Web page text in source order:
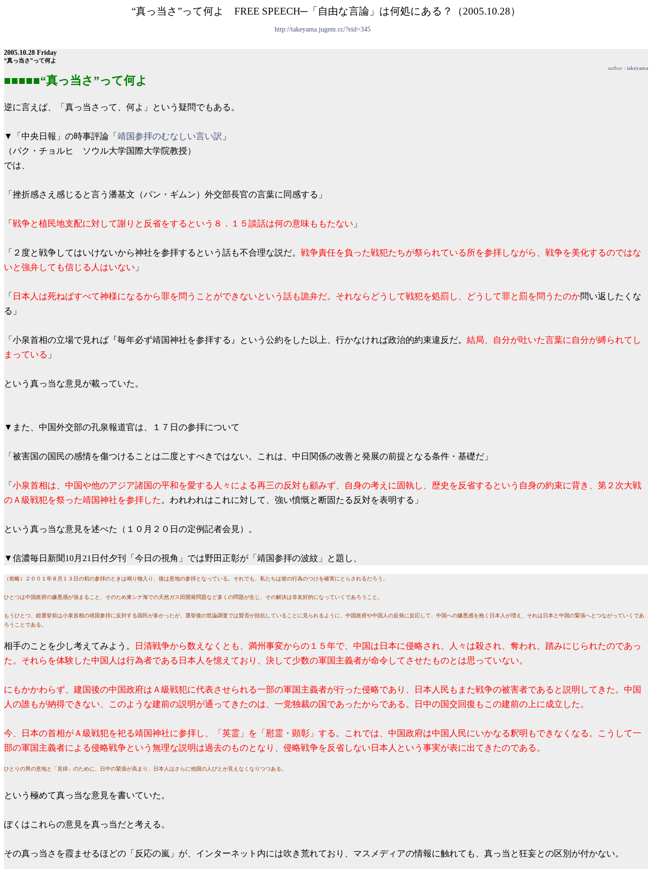
“真っ当さ”って何よ FREE SPEECH─「自由な言論」は何処にある？（2005.10.28）
http://takeyama.jugem.cc/?eid=345
2005.10.28 Friday
“真っ当さ”って何よ
author : takeyama
■■■■■“真っ当さ ”って何よ
逆に言えば、「真っ当さって、何よ」という疑問でもある。
▼ 「中央日報」の時事評論「 靖国参拝のむなしい言い訳 」
（パク・チョルヒ ソウル大学国際大学院教授）
では、
「挫折感さえ感じると言う潘基文（パン・ギムン）外交部長官の言葉に同感する」
「 戦争と植民地支配に対して謝りと反省をするという８．１５談話は何の意味ももたない 」
「２度と戦争してはいけないから神社を参拝するという話も不合理な説だ。 戦争責任を負った戦犯たちが祭られている所を参拝しながら、戦争を美化するのではな
いと強弁しても信じる人はいない 」
「 日本人は死ねばすべて神様になるから罪を問うことができないという話も詭弁だ。それならどうして戦犯を処罰し、どうして罪と罰を問うたのか問い返したくな
る」
「小泉首相の立場で見れば『毎年必ず靖国神社を参拝する』という公約をした以上、行かなければ政治的約束違反だ。 結局、自分が吐いた言葉に自分が縛られてし
まっている 」
という真っ当な意見が載っていた。
▼ また、中国外交部の孔泉報道官は、１７日の参拝について
「被害国の国民の感情を傷つけることは二度とすべきではない。これは、中日関係の改善と発展の前提となる条件・基礎だ」
「 小泉首相は、中国や他のアジア諸国の平和を愛する人々による再三の反対も顧みず、自身の考えに固執し、歴史を反省するという自身の約束に背き、第２次大戦
のＡ級戦犯を祭った靖国神社を参拝した。われわれはこれに対して、強い憤慨と断固たる反対を表明する」
という真っ当な意見を述べた（１０月２０日の定例記者会見）。
▼ 信濃毎日新聞10月 21 日付夕刊「今日の視角」では野田正彰が「靖国参拝の波紋」と題し、
（前略）２００１年８月１３日の初の参拝のときは鳴り物入り、後は意地の参拝となっている。それでも、私たちは彼の行為のつけを確実にとらされるだろう。
ひとつは中国政府の嫌悪感が強まること、そのため東シナ海での天然ガス田開発問題など多くの問題が生じ、その解決は非友好的になっていくであろうこと。
もうひとつ、総選挙前は小泉首相の靖国参拝に反対する国民が多かったが、選挙後の世論調査では賛否が拮抗していることに見られるように、中国政府や中国人の反発に反応して、中国への嫌悪感を抱く日本人が増え、それは日本と中国の緊張へとつながっていくであ
ろうことである。
相手のことを少し考えてみよう。
日清戦争から数えなくとも、満州事変からの１５年で、中国は日本に侵略され、人々は殺され、奪われ、踏みにじられたのであっ
た。それらを体験した中国人は行為者である日本人を憶えており、決して少数の軍国主義者が命令してさせたものとは思っていない。
にもかかわらず、建国後の中国政府はＡ級戦犯に代表させられる一部の軍国主義者が行った侵略であり、日本人民もまた戦争の被害者であると説明してきた。中国
人の誰もが納得できない、このような建前の説明が通ってきたのは、一党独裁の国であったからである。日中の国交回復もこの建前の上に成立した。
今、日本の首相がＡ級戦犯を祀る靖国神社に参拝し、「英霊」を「慰霊・顕彰」する。これでは、中国政府は中国人民にいかなる釈明もできなくなる。こうして一
部の軍国主義者による侵略戦争という無理な説明は過去のものとなり、侵略戦争を反省しない日本人という事実が表に出てきたのである。
ひとりの男の意地と「見得」のために、日中の緊張が高まり、日本人はさらに他国の人びとが見えなくなりつつある。
という極めて真っ当な意見を書いていた。
ぼくはこれらの意見を真っ当だと考える。
その真っ当さを霞ませるほどの「反応の嵐」が、インターネット内には吹き荒れており、マスメディアの情報に触れても、真っ当と狂妄との区別が付かない。